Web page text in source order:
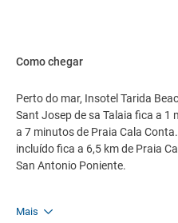
Como chegar
Perto do mar, Insotel Tarida
Sant Josep de sa Talaia fica a 1
a 7 minutos de Praia Cala
incluído fica a 6,5 km de Praia
San Antonio Poniente.
Mais